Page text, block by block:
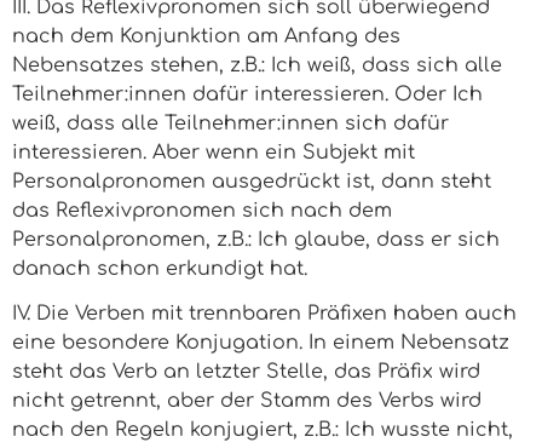
III. Das Reflexivpronomen sich soll überwiegend
nach dem Konjunktion am Anfang des
Nebensatzes stehen, z.B.: Ich weiß, dass sich alle
Teilnehmer:innen dafür interessieren. Oder Ich
weiß, dass alle Teilnehmer:innen sich dafür
interessieren. Aber wenn ein Subjekt mit
Personalpronomen ausgedrückt ist, dann steht
das Reflexivpronomen sich nach dem
Personalpronomen, z.B.: Ich glaube, dass er sich
danach schon erkundigt hat.
IV. Die Verben mit trennbaren Präfixen haben auch
eine besondere Konjugation. In einem Nebensatz
steht das Verb an letzter Stelle, das Präfix wird
nicht getrennt, aber der Stamm des Verbs wird
nach den Regeln konjugiert, z.B.: Ich wusste nicht,